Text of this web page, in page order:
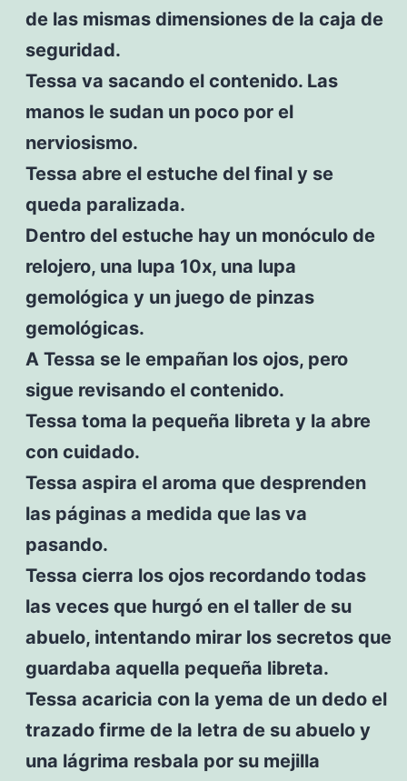
de las mismas dimensiones de la caja de
seguridad.
Tessa va sacando el contenido. Las
manos le sudan un poco por el
nerviosismo.
Tessa abre el estuche del final y se
queda paralizada.
Dentro del estuche hay un monóculo de
relojero, una lupa 10x, una lupa
gemológica y un juego de pinzas
gemológicas.
A Tessa se le empañan los ojos, pero
sigue revisando el contenido.
Tessa toma la pequeña libreta y la abre
con cuidado.
Tessa aspira el aroma que desprenden
las páginas a medida que las va
pasando.
Tessa cierra los ojos recordando todas
las veces que hurgó en el taller de su
abuelo, intentando mirar los secretos que
guardaba aquella pequeña libreta.
Tessa acaricia con la yema de un dedo el
trazado firme de la letra de su abuelo y
una lágrima resbala por su mejilla